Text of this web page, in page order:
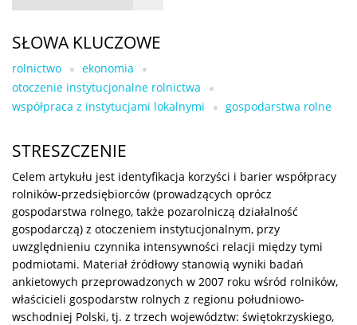
SŁOWA KLUCZOWE
rolnictwo
ekonomia
otoczenie instytucjonalne rolnictwa
współpraca z instytucjami lokalnymi
gospodarstwa rolne
STRESZCZENIE
Celem artykułu jest identyfikacja korzyści i barier współpracy
rolników-przedsiębiorców (prowadzących oprócz
gospodarstwa rolnego, także pozarolniczą działalność
gospodarczą) z otoczeniem instytucjonalnym, przy
uwzględnieniu czynnika intensywności relacji między tymi
podmiotami. Materiał źródłowy stanowią wyniki badań
ankietowych przeprowadzonych w 2007 roku wśród rolników,
właścicieli gospodarstw rolnych z regionu południowo-
wschodniej Polski, tj. z trzech województw: świętokrzyskiego,